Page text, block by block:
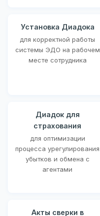
Установка Диадока
для корректной работы
системы ЭДО на рабочем
месте сотрудника
Диадок для
страхования
для оптимизации
процесса урегулирования
убытков и обмена с
агентами
Акты сверки в